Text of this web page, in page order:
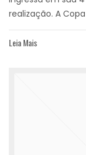
realização. A
Leia Mais